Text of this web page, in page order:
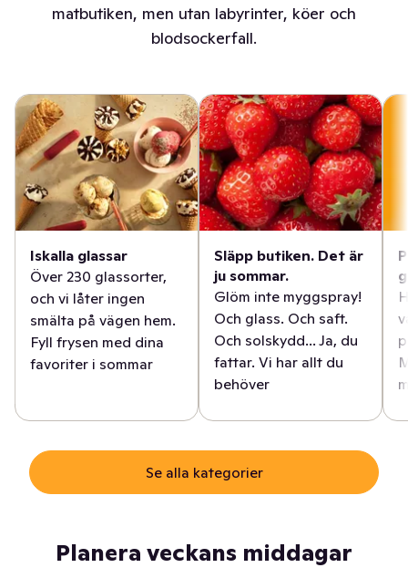
matbutiken, men utan labyrinter, köer och
blodsockerfall.
Iskalla glassar
Över 230 glassorter,
och vi låter ingen
smälta på vägen hem.
Fyll frysen med dina
favoriter i sommar
Släpp butiken. Det är
ju sommar.
Glöm inte myggspray!
Och glass. Och saft.
Och solskydd... Ja, du
fattar. Vi har allt du
behöver
Se alla kategorier
Planera veckans middagar